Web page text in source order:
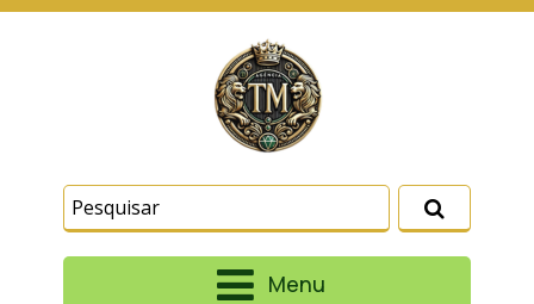
Menu
similares para lembrar e entender como você usa
nosso site, analisar seu uso de nossos produtos
e serviços, ajudar com nossos esforços de
marketing e fornecer conteúdo de terceiros. Leia
Termos e CondiçõesePolítica de